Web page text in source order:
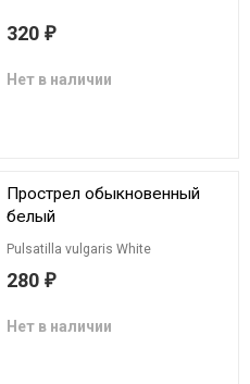
320 ₽
Нет в наличии
Прострел обыкновенный
белый
Pulsatilla vulgaris White
280 ₽
Нет в наличии